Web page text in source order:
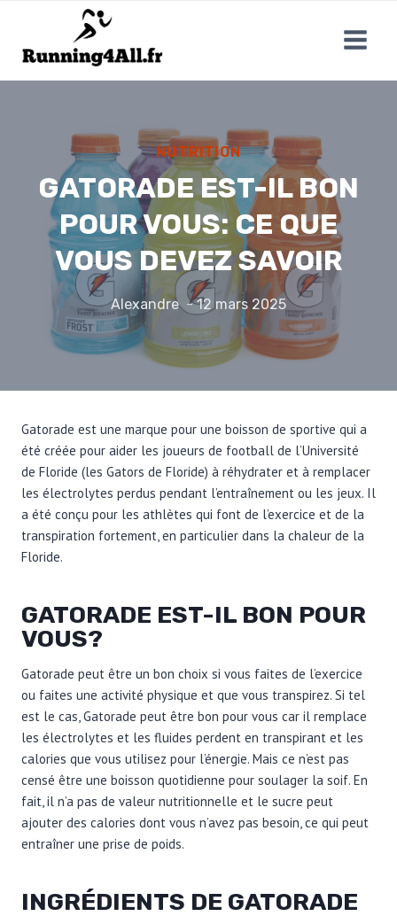
contenu
NUTRITION
GATORADE EST-IL BON
POUR VOUS: CE QUE
VOUS DEVEZ SAVOIR
Alexandre 12 mars 2025
Gatorade est une marque pour une boisson de sportive qui a
été créée pour aider les joueurs de football de l’Université
de Floride (les Gators de Floride) à réhydrater et à remplacer
les électrolytes perdus pendant l’entraînement ou les jeux. Il
a été conçu pour les athlètes qui font de l’exercice et de la
transpiration fortement, en particulier dans la chaleur de la
Floride.
GATORADE EST-IL BON POUR
VOUS?
Gatorade peut être un bon choix si vous faites de l’exercice
ou faites une activité physique et que vous transpirez. Si tel
est le cas, Gatorade peut être bon pour vous car il remplace
les électrolytes et les fluides perdent en transpirant et les
calories que vous utilisez pour l’énergie. Mais ce n’est pas
censé être une boisson quotidienne pour soulager la soif. En
fait, il n’a pas de valeur nutritionnelle et le sucre peut
ajouter des calories dont vous n’avez pas besoin, ce qui peut
entraîner une prise de poids.
INGRÉDIENTS DE GATORADE